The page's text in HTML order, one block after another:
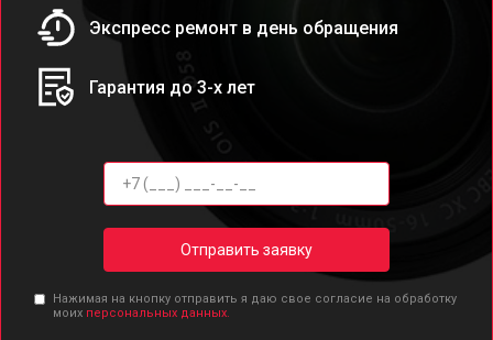
Экспресс ремонт в день обращения
Гарантия до 3-х лет
Отправить заявку
Нажимая на кнопку отправить я даю свое согласие на обработку
моих персональных данных.